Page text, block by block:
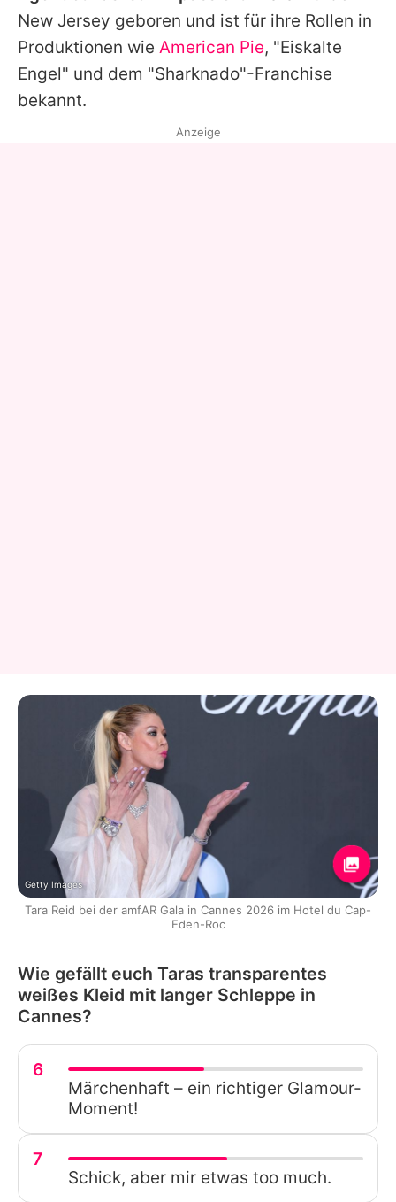
New Jersey geboren und ist für ihre Rollen in
Produktionen wie American Pie, "Eiskalte
Engel" und dem "Sharknado"-Franchise
bekannt.
Anzeige
Getty Images
Tara Reid bei der amfAR Gala in Cannes 2026 im Hotel du Cap-
Eden-Roc
Wie gefällt euch Taras transparentes
weißes Kleid mit langer Schleppe in
Cannes?
6
Märchenhaft – ein richtiger Glamour-
Moment!
7
Schick, aber mir etwas too much.